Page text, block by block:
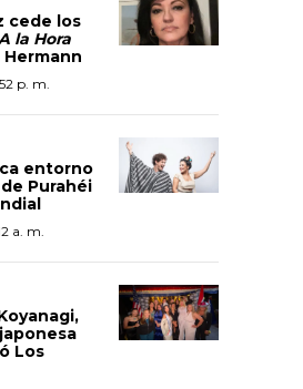
cede los
la Hora
Hermann
p. m.
entorno
Purahéi
a. m.
Los